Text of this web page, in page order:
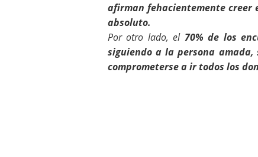
afirman fehacientemente creer
absoluto.
Por otro lado, el 70% de los
siguiendo a la persona
comprometerse a ir todos los